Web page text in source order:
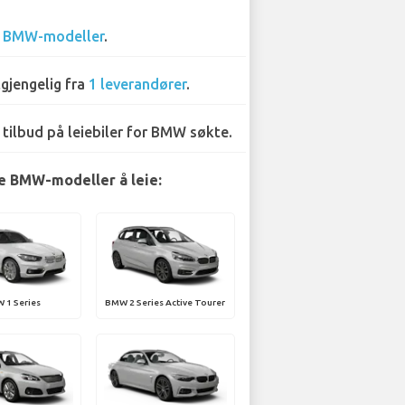
BMW-modeller.
fra 1 leverandører.
tilbud på leiebiler for BMW søkte.
BMW-modeller å leie:
1 Series BMW 2 Series Active Tourer